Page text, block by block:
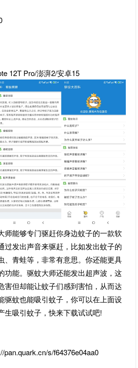
12T Pro/澎湃2/安卓15
师能够专门驱赶你身边蚊子的一款软
过发出声音来驱赶，比如发出蚊子的
、青蛙等，非常有意思。你还能更具
功能。驱蚊大师还能发出超声波，这
害但却能让蚊子们感到害怕，从而达
驱蚊也能吸引蚊子，你可以在上面设
生吸引蚊子，快来下载试试吧!
pan.quark.cn/s/f64376e04aa0